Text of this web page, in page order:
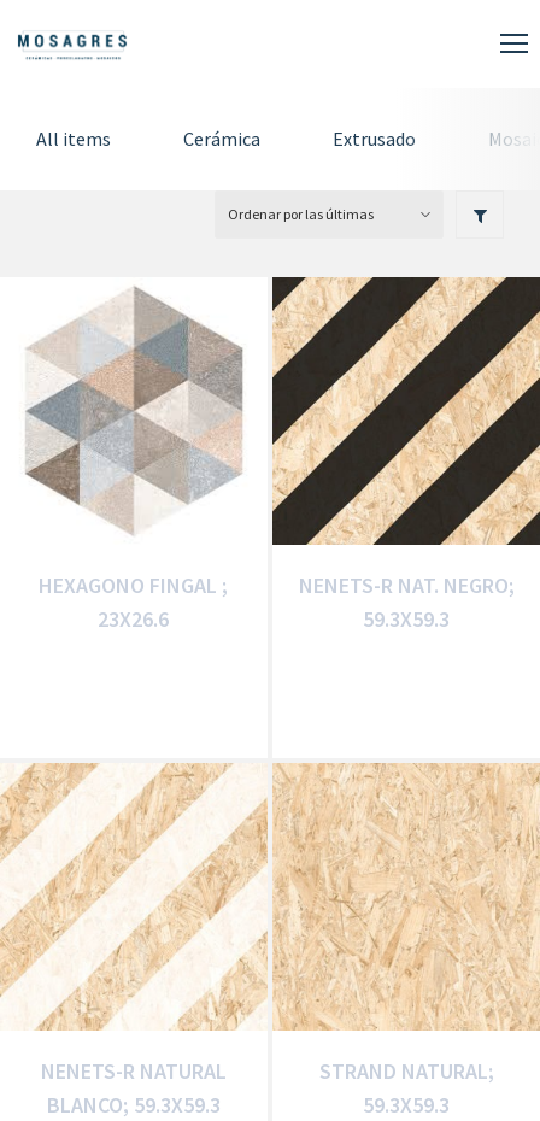
All items Cerámica Extrusado
HEXAGONO FINGAL ;
23X26.6
NENETS-R NAT. NEGRO;
59.3X59.3
NENETS-R NATURAL
BLANCO; 59.3X59.3
STRAND NATURAL;
59.3X59.3